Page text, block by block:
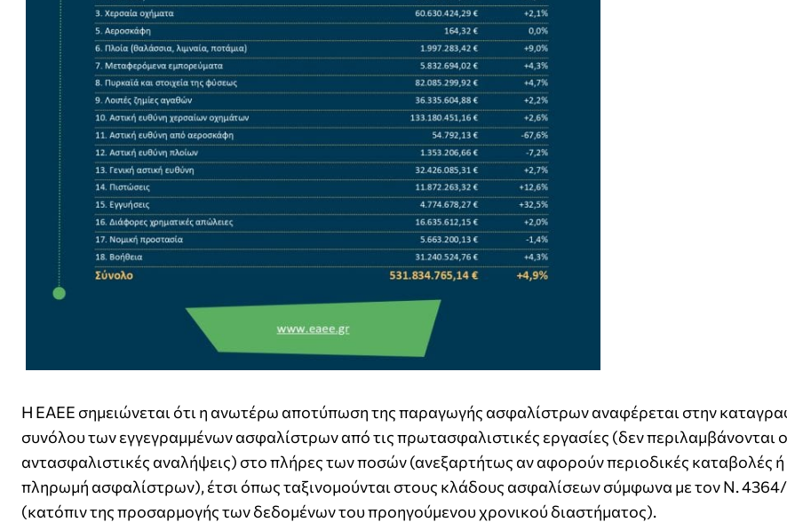
Η ΕΑΕΕ σημειώνεται ότι η ανωτέρω αποτύπωση της παραγωγής ασφαλίστρων αναφέρεται στην
συνόλου των εγγεγραμμένων ασφαλίστρων από τις πρωτασφαλιστικές εργασίες (δεν περιλαμβάνονται
αντασφαλιστικές αναλήψεις) στο πλήρες των ποσών (ανεξαρτήτως αν αφορούν περιοδικές καταβολές
πληρωμή ασφαλίστρων), έτσι όπως ταξινομούνται στους κλάδους ασφαλίσεων σύμφωνα με τον Ν.
(κατόπιν της προσαρμογής των δεδομένων του προηγούμενου χρονικού διαστήματος).